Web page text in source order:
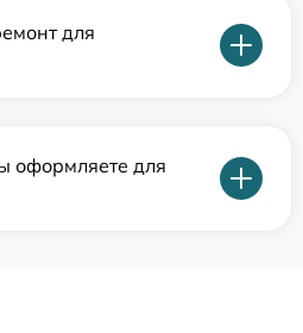
для
оформляете для